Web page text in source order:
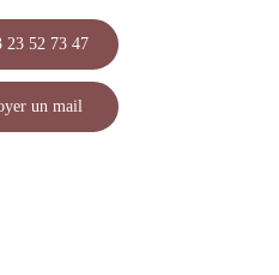
23 52 73 47
un mail